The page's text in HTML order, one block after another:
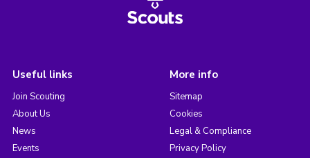
Useful links
Join Scouting
About Us
News
Events
More info
Sitemap
Cookies
Legal & Compliance
Privacy Policy